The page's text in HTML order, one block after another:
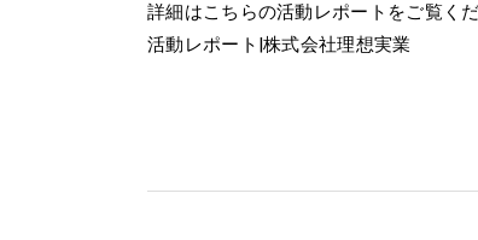
詳細はこちらの活動レポートをご覧くだ
活動レポート|株式会社理想実業